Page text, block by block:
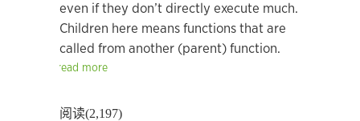
even if they don’t directly execute much.
Children here means functions that are
called from another (parent) function.
read more
阅读(2,197)